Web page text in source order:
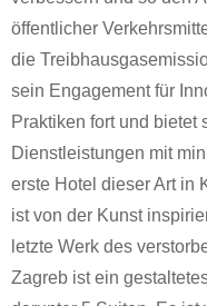
öffentlicher
die
sein Engagement für
Praktiken fort und bietet
Dienstleistungen mit
erste Hotel dieser Art in
ist von der Kunst
letzte Werk des
Zagreb ist ein